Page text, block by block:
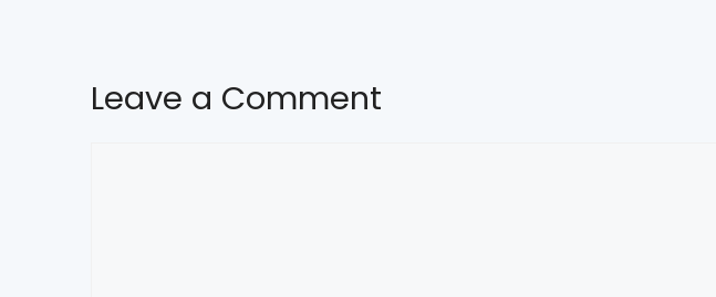
Leave a Comment